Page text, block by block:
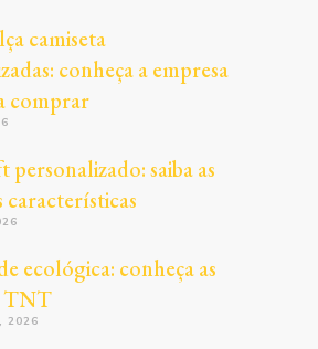
camiseta
conheça a empresa
comprar
personalizado: saiba as
características
ecológica: conheça as
TNT
2026